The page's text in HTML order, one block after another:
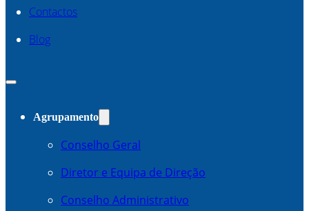
Contactos
Blog
Agrupamento
Conselho Geral
Diretor e Equipa de Direção
Conselho Administrativo